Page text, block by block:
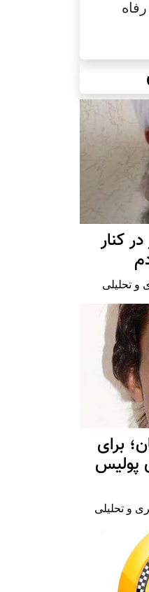
کنار
تحلیلی
برای
پولیس
و تحلیلی